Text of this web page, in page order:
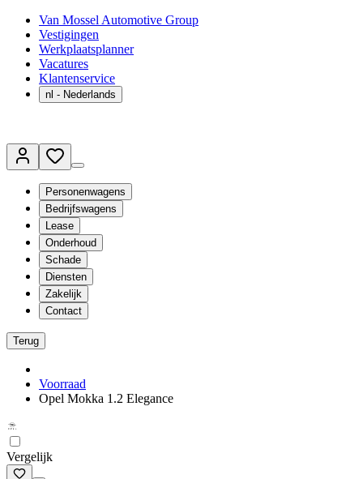
Van Mossel Automotive Group
Vestigingen
Werkplaatsplanner
Vacatures
Klantenservice
nl - Nederlands
Personenwagens
Bedrijfswagens
Lease
Onderhoud
Schade
Diensten
Zakelijk
Contact
Terug
Voorraad
Opel Mokka 1.2 Elegance
Vergelijk